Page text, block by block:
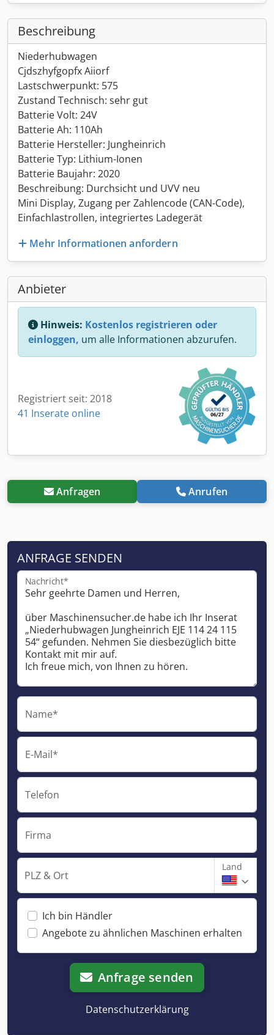
Beschreibung
Niederhubwagen
Cjdszhyfgopfx Aiiorf
Lastschwerpunkt: 575
Zustand Technisch: sehr gut
Batterie Volt: 24V
Batterie Ah: 110Ah
Batterie Hersteller: Jungheinrich
Batterie Typ: Lithium-Ionen
Batterie Baujahr: 2020
Beschreibung: Durchsicht und UVV neu
Mini Display, Zugang per Zahlencode (CAN-Code),
Einfachlastrollen, integriertes Ladegerät
Mehr Informationen anfordern
Anbieter
Hinweis: Kostenlos registrieren oder
einloggen, um alle Informationen abzurufen.
Registriert seit: 2018
41 Inserate online
Anfragen Anrufen
ANFRAGE SENDEN
Nachricht*
Name*
E-Mail*
Telefon
Firma
PLZ & Ort
Land
Ich bin Händler
Angebote zu ähnlichen Maschinen erhalten
Anfrage senden
Datenschutzerklärung